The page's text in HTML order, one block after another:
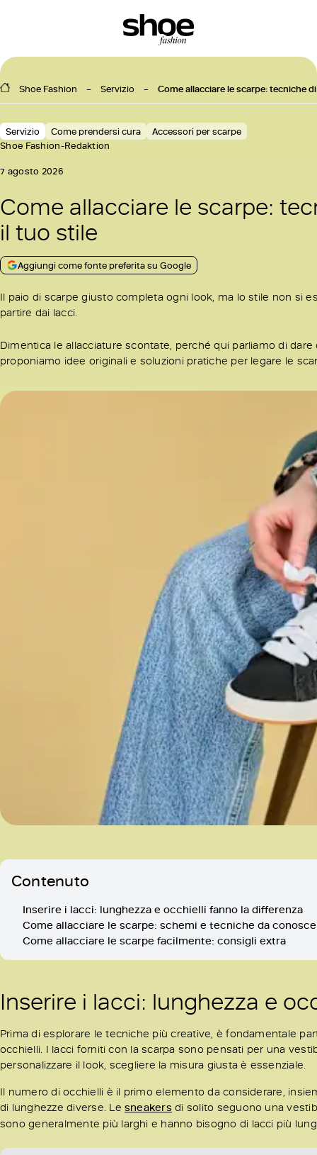
Shoe Fashion Servizio Come allacciare le scarpe: tecniche
Servizio Come prendersi cura
Accessori per scarpe
Shoe Fashion-Redaktion
7 agosto 2026
Come allacciare le scarpe:
il tuo stile
Aggiungi come fonte preferita su Google
Il paio di scarpe giusto completa ogni look, ma lo stile non si
partire dai lacci.
Dimentica le allacciature scontate, perché qui parliamo di
proponiamo idee originali e soluzioni pratiche per legare le
Contenuto
Inserire i lacci: lunghezza e occhielli fanno la differenza
Come allacciare le scarpe: schemi e tecniche da
Come allacciare le scarpe facilmente: consigli extra
Inserire i lacci: lunghezza e
Prima di esplorare le tecniche più creative, è fondamentale
occhielli. I lacci forniti con la scarpa sono pensati per una
personalizzare il look, scegliere la misura giusta è essenziale.
Il numero di occhielli è il primo elemento da considerare,
di lunghezze diverse. Lesneakersdi solito seguono una
sono generalmente più larghi e hanno bisogno di lacci più